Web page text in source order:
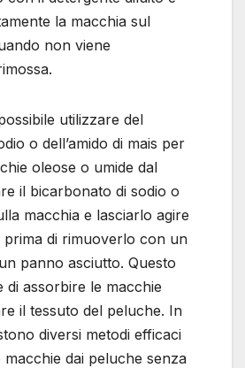
la macchia sul
non viene
utilizzare del
o dell’amido di mais per
oleose o umide dal
il bicarbonato di sodio o
macchia e lasciarlo agire
prima di rimuoverlo con un
panno asciutto. Questo
di assorbire le macchie
il tessuto del peluche. In
diversi metodi efficaci
dai peluche senza